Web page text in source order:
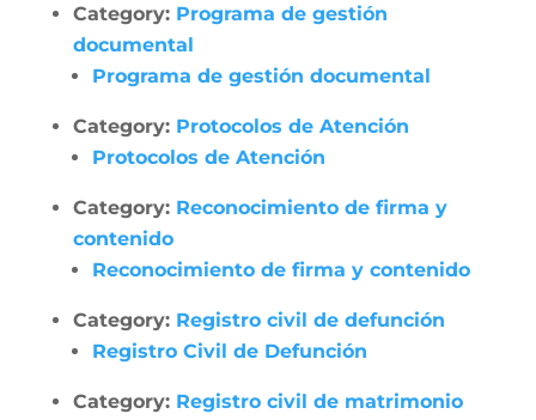
Category: Programa de gestión
documental
Programa de gestión documental
Category: Protocolos de Atención
Protocolos de Atención
Category: Reconocimiento de firma y
contenido
Reconocimiento de firma y contenido
Category: Registro civil de defunción
Registro Civil de Defunción
Category: Registro civil de matrimonio